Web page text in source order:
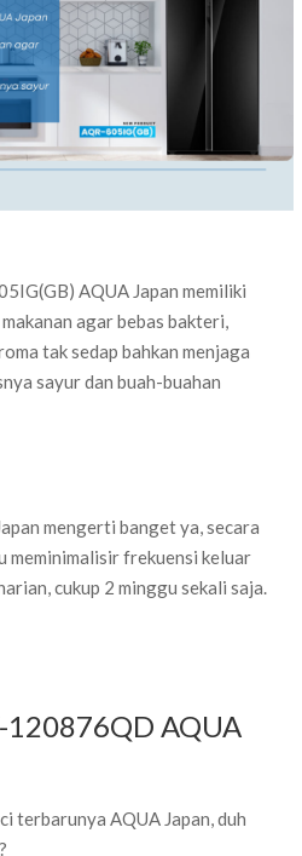
AQUA Japan memiliki
agar bebas bakteri,
tak sedap bahkan menjaga
sayur dan buah-buahan
mengerti banget ya, secara
meminimalisir frekuensi keluar
cukup 2 minggu sekali saja.
120876QD AQUA
terbarunya AQUA Japan, duh